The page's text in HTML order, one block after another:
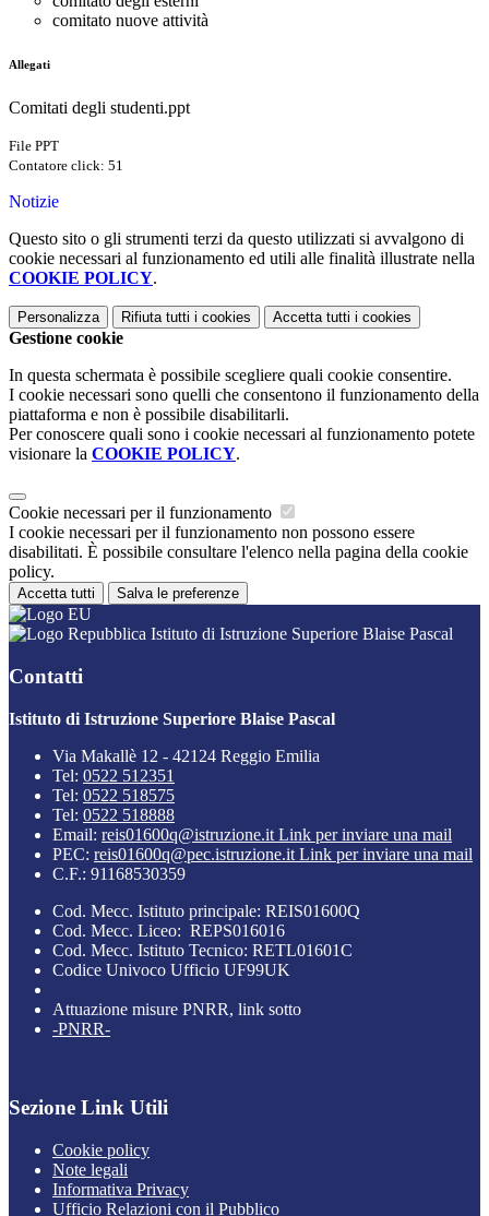
comitato nuove attività
Allegati
Comitati degli studenti.ppt
File PPT
Contatore click: 51
Notizie
Questo sito o gli strumenti terzi da questo utilizzati si avvalgono di
cookie necessari al funzionamento ed utili alle finalità illustrate nella
COOKIE POLICY.
Personalizza Rifiuta tutti i cookies Accetta tutti i cookies
Gestione cookie
In questa schermata è possibile scegliere quali cookie consentire.
I cookie necessari sono quelli che consentono il funzionamento della
piattaforma e non è possibile disabilitarli.
Per conoscere quali sono i cookie necessari al funzionamento potete
visionare la COOKIE POLICY.
Cookie necessari per il funzionamento
I cookie necessari per il funzionamento non possono essere
disabilitati. È possibile consultare l'elenco nella pagina della cookie
policy.
Accetta tutti Salva le preferenze
Istituto di Istruzione Superiore Blaise Pascal
Contatti
Istituto di Istruzione Superiore Blaise Pascal
Via Makallè 12 - 42124 Reggio Emilia
Tel: 0522 512351
Tel: 0522 518575
Tel: 0522 518888
Email: reis01600q@istruzione.it Link per inviare una mail
PEC: reis01600q@pec.istruzione.it Link per inviare una mail
C.F.: 91168530359
Cod. Mecc. Istituto principale: REIS01600Q
Cod. Mecc. Liceo: REPS016016
Cod. Mecc. Istituto Tecnico: RETL01601C
Codice Univoco Ufficio UF99UK
Attuazione misure PNRR, link sotto
-PNRR-
Sezione Link Utili
Cookie policy
Note legali
Informativa Privacy
Ufficio Relazioni con il Pubblico